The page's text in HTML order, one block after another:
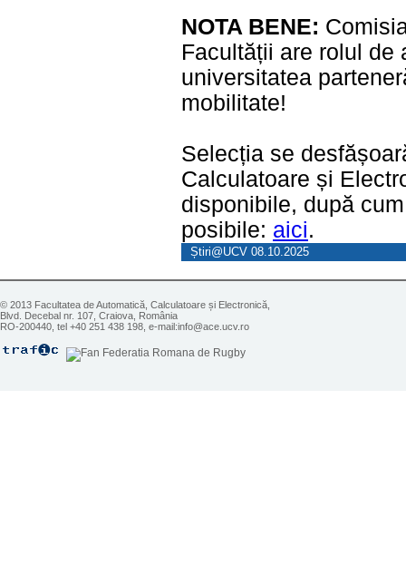
NOTA BENE:
Facultății are rolul de
universitatea
mobilitate!
Selecția se
Calculatoare și
disponibile, după
posibile: aici.
Știri@UCV 08.10.2025
© 2013 Facultatea de Automatică, Calculatoare și Electronică,
Blvd. Decebal nr. 107, Craiova, România
RO-200440, tel +40 251 438 198, e-mail:info@ace.ucv.ro